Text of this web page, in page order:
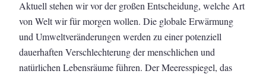
Aktuell stehen wir vor der großen Entscheidung, welche Art
von Welt wir für morgen wollen. Die globale Erwärmung
und Umweltveränderungen werden zu einer potenziell
dauerhaften Verschlechterung der menschlichen und
natürlichen Lebensräume führen. Der Meeresspiegel, das